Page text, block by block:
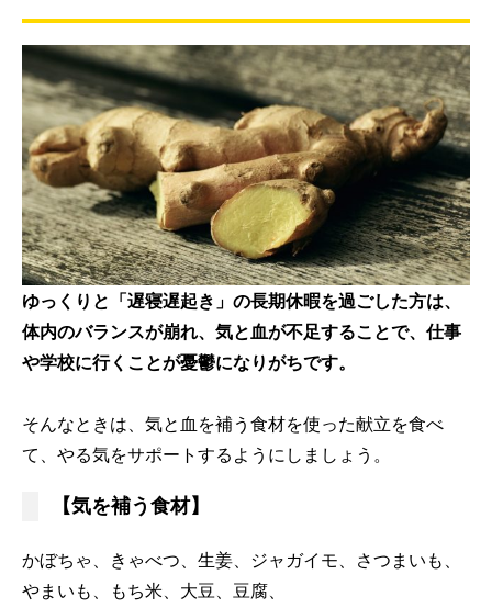
ゆっくりと「遅寝遅起き」の長期休暇を過ごした方は、
体内のバランスが崩れ、気と血が不足することで、仕事
や学校に行くことが憂鬱になりがちです。
そんなときは、気と血を補う食材を使った献立を食べ
て、やる気をサポートするようにしましょう。
【気を補う食材】
かぼちゃ、きゃべつ、生姜、ジャガイモ、さつまいも、
やまいも、もち米、大豆、豆腐、